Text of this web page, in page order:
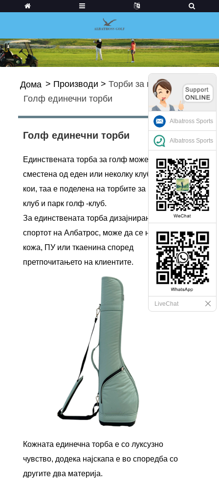
Дома > Производи >Торби за голф>
Голф единечни торби
Голф единечни торби
Единствената торба за голф може да биде
сместена од еден или неколку клубови, за
кои, таа е поделена на торбите за редовен
клуб и парк голф -клуб.
За единствената торба дизајнирана од
спортот на Албатрос, може да се направи од
кожа, ПУ или ткаенина според
претпочитањето на клиентите.
Кожната единечна торба е со луксузно
чувство, додека најскапа е во споредба со
другите два материја.
Albatross Sports
Albatross Sports
LiveChat